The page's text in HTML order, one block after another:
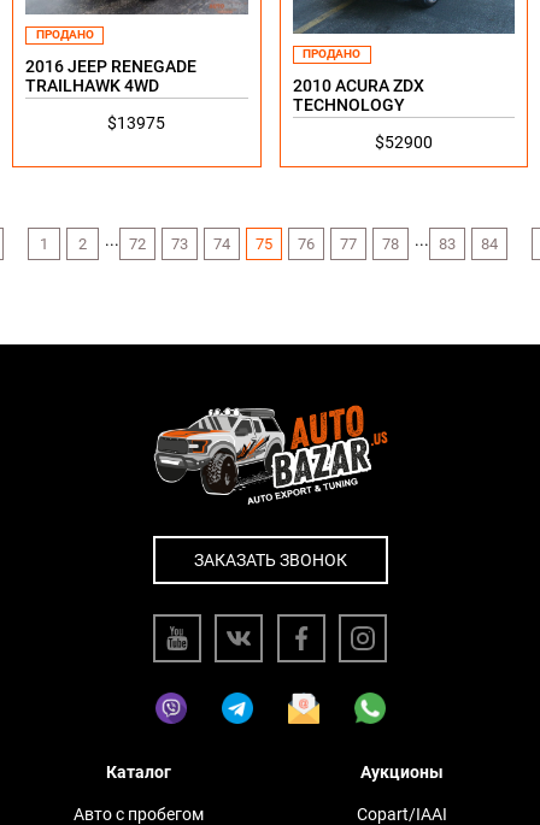
ПРОДАНО
2016 JEEP RENEGADE
TRAILHAWK 4WD
$13975
ПРОДАНО
2010 ACURA ZDX
TECHNOLOGY
$52900
1 2 ... 72 73 74 75 76 77 78 ... 83 84
ЗАКАЗАТЬ ЗВОНОК
Каталог
Авто с пробегом
Аукционы
Copart/IAAI